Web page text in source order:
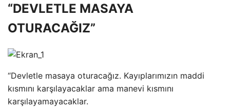
“DEVLETLE MASAYA
OTURACAĞIZ”
“Devletle masaya oturacağız. Kayıplarımızın maddi
kısmını karşılayacaklar ama manevi kısmını
karşılayamayacaklar.